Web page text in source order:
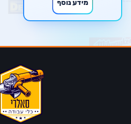
מידע נוסף